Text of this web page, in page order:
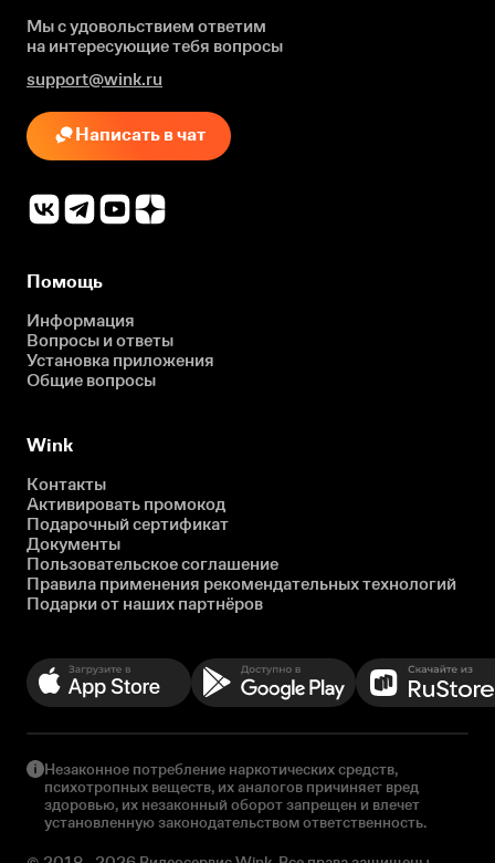
Мы с удовольствием ответим
на интересующиетебя вопросы
support@wink.ru
Написать в чат
Помощь
Информация
Вопросы и ответы
Установка приложения
Общие вопросы
Wink
Контакты
Активировать промокод
Подарочный сертификат
Документы
Пользовательское соглашение
Правила применения рекомендательных технологий
Подарки от наших партнёров
Незаконное потребление наркотических средств,
психотропных веществ, их аналогов причиняет вред
здоровью, их незаконный оборот запрещен и влечет
установленную законодательством ответственность.